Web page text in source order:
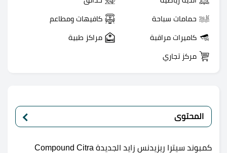
حمامات سباحة كافيهات ومطاعم
كاميرات مراقبة مراكز طبية
مركز تجاري
المحتوى
كمبوند سيترا ريزيدنس زايد الجديدة Compound Citra